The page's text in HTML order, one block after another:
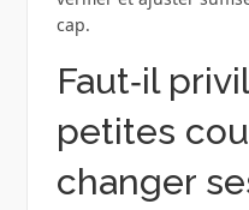
cap.
Faut‑il
petites
changer